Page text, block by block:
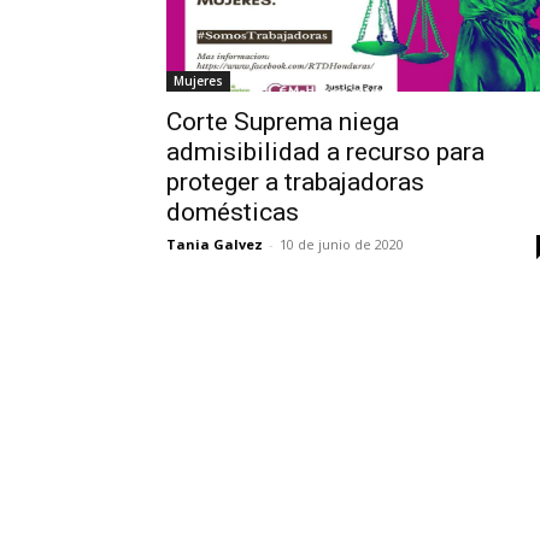
Mujeres
Corte Suprema niega
admisibilidad a recurso para
proteger a trabajadoras
domésticas
Tania Galvez - 10 de junio de 2020